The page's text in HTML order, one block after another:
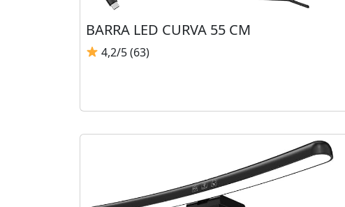
BARRA LED CURVA 55 CM
4,2/5 (63)